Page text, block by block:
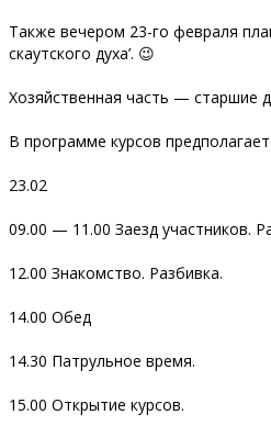
Также вечером 23-го февраля
скаутского духа’. 😉
Хозяйственная часть — старшие
В программе курсов
23.02
09.00 — 11.00 Заезд участников.
12.00 Знакомство. Разбивка.
14.00 Обед
14.30 Патрульное время.
15.00 Открытие курсов.